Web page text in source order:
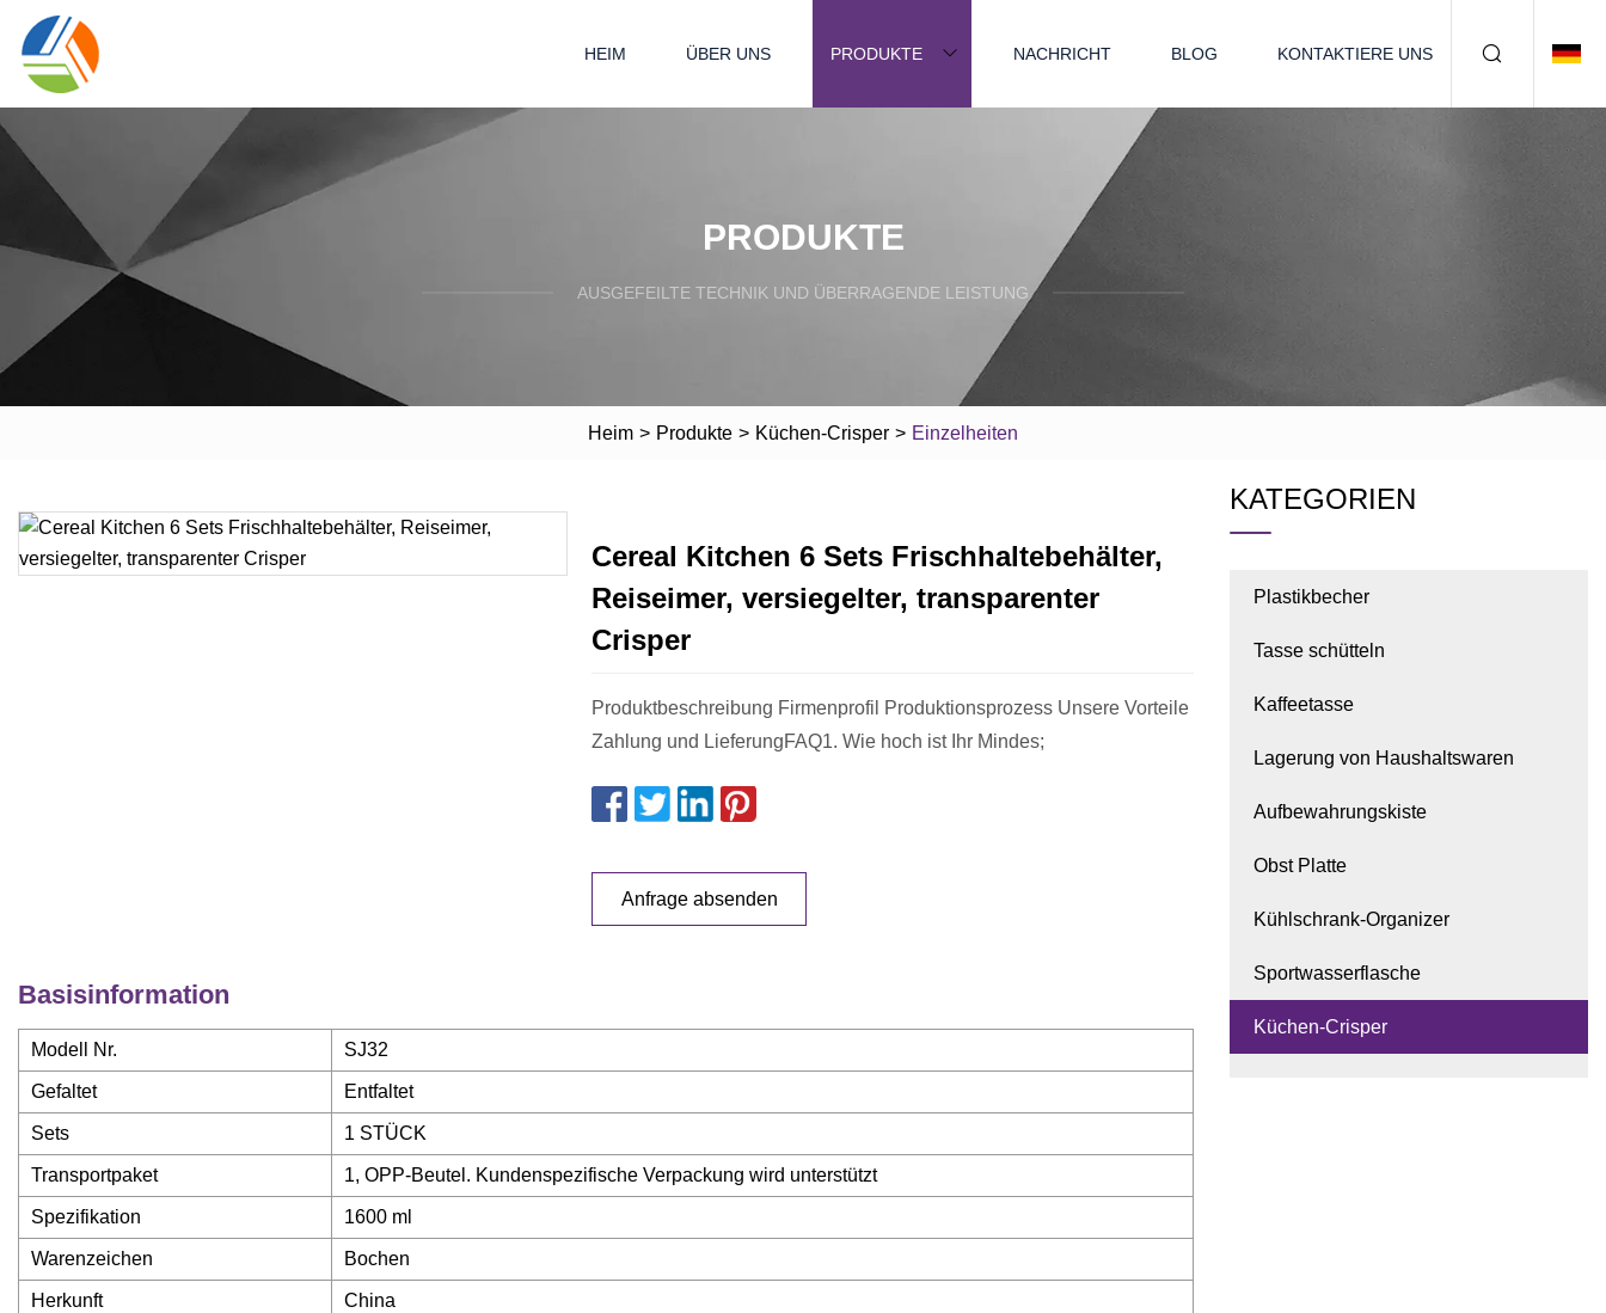
HEIM ÜBER UNS PRODUKTE NACHRICHT BLOG KONTAKTIERE UNS
PRODUKTE
AUSGEFEILTE TECHNIK UND ÜBERRAGENDE LEISTUNG
Heim > Produkte > Küchen-Crisper > Einzelheiten
Cereal Kitchen 6 Sets Frischhaltebehälter,
Reiseimer, versiegelter, transparenter
Crisper
Produktbeschreibung Firmenprofil Produktionsprozess Unsere Vorteile
Zahlung und LieferungFAQ1. Wie hoch ist Ihr Mindes;
Anfrage absenden
Basisinformation
Modell Nr. SJ32
Gefaltet Entfaltet
Sets 1 STÜCK
Transportpaket 1, OPP-Beutel. Kundenspezifische Verpackung wird unterstützt
Spezifikation 1600 ml
Warenzeichen Bochen
Herkunft China
KATEGORIEN
Plastikbecher
Tasse schütteln
Kaffeetasse
Lagerung von Haushaltswaren
Aufbewahrungskiste
Obst Platte
Kühlschrank-Organizer
Sportwasserflasche
Küchen-Crisper